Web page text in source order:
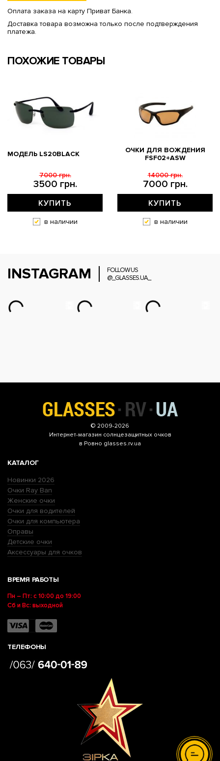
Оплата заказа на карту Приват Банка.
Доставка товара возможна только после подтверждения
платежа.
ПОХОЖИЕ ТОВАРЫ
МОДЕЛЬ LS20BLACK
3500 грн.
7000 грн.
КУПИТЬ
в наличии
ОЧКИ ДЛЯ ВОЖДЕНИЯ
FSF02+ASW
7000 грн.
14000 грн.
КУПИТЬ
в наличии
INSTAGRAM
FOLLOW US
@_GLASSES.UA_
© 2009-2026
Интернет-магазин солнцезащитных очков
в Ровно glasses.rv.ua
КАТАЛОГ
Новинки 2026
Очки Ray Ban
Женские очки
Очки для водителей
Очки для компьютера
Оправы
Детские очки
Аксессуары для очков
ВРЕМЯ РАБОТЫ
Пн – Пт: с 10:00 до 19:00
Сб и Вс: выходной
ТЕЛЕФОНЫ